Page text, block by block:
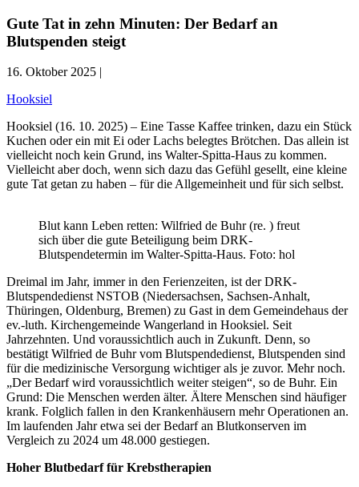
Gute Tat in zehn Minuten: Der Bedarf an
Blutspenden steigt
16. Oktober 2025 |
Hooksiel
Hooksiel (16. 10. 2025) – Eine Tasse Kaffee trinken, dazu ein Stück
Kuchen oder ein mit Ei oder Lachs belegtes Brötchen. Das allein ist
vielleicht noch kein Grund, ins Walter-Spitta-Haus zu kommen.
Vielleicht aber doch, wenn sich dazu das Gefühl gesellt, eine kleine
gute Tat getan zu haben – für die Allgemeinheit und für sich selbst.
Blut kann Leben retten: Wilfried de Buhr (re. ) freut
sich über die gute Beteiligung beim DRK-
Blutspendetermin im Walter-Spitta-Haus. Foto: hol
Dreimal im Jahr, immer in den Ferienzeiten, ist der DRK-
Blutspendedienst NSTOB (Niedersachsen, Sachsen-Anhalt,
Thüringen, Oldenburg, Bremen) zu Gast in dem Gemeindehaus der
ev.-luth. Kirchengemeinde Wangerland in Hooksiel. Seit
Jahrzehnten. Und voraussichtlich auch in Zukunft. Denn, so
bestätigt Wilfried de Buhr vom Blutspendedienst, Blutspenden sind
für die medizinische Versorgung wichtiger als je zuvor. Mehr noch.
„Der Bedarf wird voraussichtlich weiter steigen“, so de Buhr. Ein
Grund: Die Menschen werden älter. Ältere Menschen sind häufiger
krank. Folglich fallen in den Krankenhäusern mehr Operationen an.
Im laufenden Jahr etwa sei der Bedarf an Blutkonserven im
Vergleich zu 2024 um 48.000 gestiegen.
Hoher Blutbedarf für Krebstherapien